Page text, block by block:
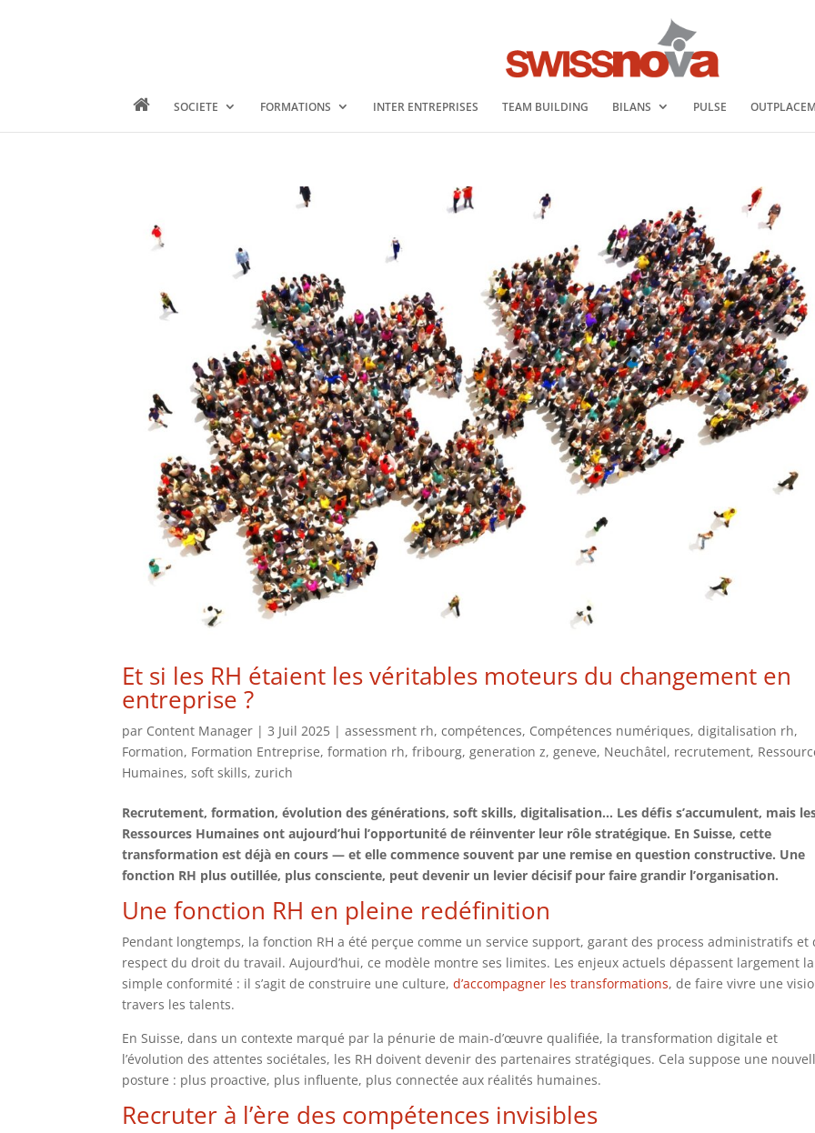
SOCIETE FORMATIONS INTER ENTREPRISES TEAM BUILDING BILANS PULSE
Et si les RH étaient les véritables moteurs du changement en
entreprise ?
par Content Manager |3 Juil 2025 |assessment rh,compétences, Compétences numériques,digitalisation rh,
Formation, Formation Entreprise,formation rh,fribourg,generation z,geneve, Neuchâtel, recrutement,
Humaines,soft skills,zurich
Recrutement, formation, évolution des générations, soft skills, digitalisation… Les défis s’accumulent, mais
Ressources Humaines ont aujourd’hui l’opportunité de réinventer leur rôle stratégique. En Suisse, cette
transformation est déjà en cours — et elle commence souvent par une remise en question constructive. Une
fonction RH plus outillée, plus consciente, peut devenir un levier décisif pour faire grandir l’organisation.
Une fonction RH en pleine redéfinition
Pendant longtemps, la fonction RH a été perçue comme un service support, garant des process administratifs et
respect du droit du travail. Aujourd’hui, ce modèle montre ses limites. Les enjeux actuels dépassent largement la
simple conformité : il s’agit de construire une culture,d’accompagner les transformations, de faire vivre une
travers les talents.
En Suisse, dans un contexte marqué par la pénurie de main-d’œuvre qualifiée, la transformation digitale et
l’évolution des attentes sociétales, les RH doivent devenir des partenaires stratégiques. Cela suppose une
posture : plus proactive, plus influente, plus connectée aux réalités humaines.
Recruter à l’ère des compétences invisibles